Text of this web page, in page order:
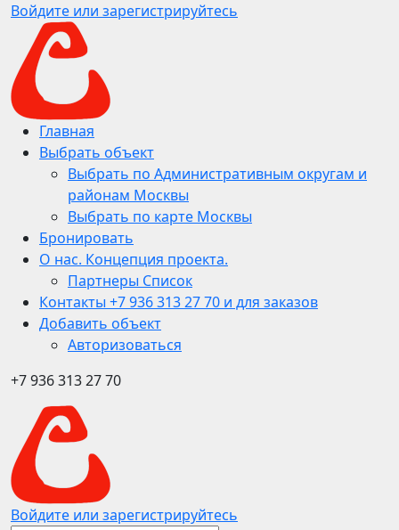
Войдите или зарегистрируйтесь
Главная
Выбрать объект
Выбрать по Административным округам и
районам Москвы
Выбрать по карте Москвы
Бронировать
О нас. Концепция проекта.
Партнеры Список
Контакты +7 936 313 27 70 и для заказов
Добавить объект
Авторизоваться
+7 936 313 27 70
Войдите или зарегистрируйтесь